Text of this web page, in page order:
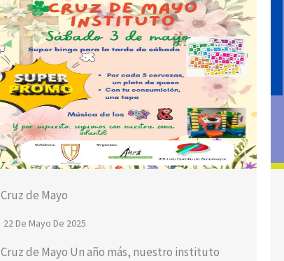
Cruz de Mayo
22 De Mayo De 2025
Cruz de Mayo Un año más, nuestro instituto